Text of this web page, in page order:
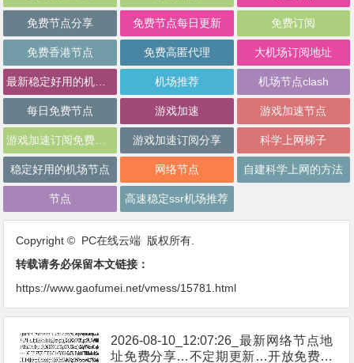
免费节点分享 免费节点每日更新 免费订阅
免费香港节点 免费高匿代理 大机场订阅地址
机场推荐 机场节点clash
每日免费节点 游戏加速 游戏加速节点
游戏加速订阅分享 科学上网梯子
稳定好用的机场节点 网络节点 自建科学上网的方法
节点 高速稳定ssr机场推荐
Copyright © PC在线云端 版权所有.
转载请务必保留本文链接：
https://www.gaofumei.net/vmess/15781.html
2026-08-10_12:07:26_最新网络节点地
址免费分享…不定期更新…开放免费分